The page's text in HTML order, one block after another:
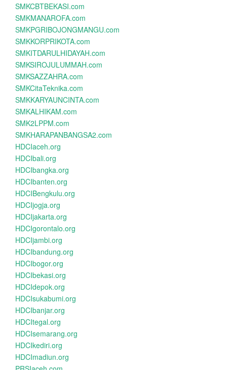
SMKCBTBEKASI.com
SMKMANAROFA.com
SMKPGRIBOJONGMANGU.com
SMKKORPRIKOTA.com
SMKITDARULHIDAYAH.com
SMKSIROJULUMMAH.com
SMKSAZZAHRA.com
SMKCitaTeknika.com
SMKKARYAUNCINTA.com
SMKALHIKAM.com
SMK2LPPM.com
SMKHARAPANBANGSA2.com
HDCIaceh.org
HDCIbali.org
HDCIbangka.org
HDCIbanten.org
HDCIBengkulu.org
HDCIjogja.org
HDCIjakarta.org
HDCIgorontalo.org
HDCIjambi.org
HDCIbandung.org
HDCIbogor.org
HDCIbekasi.org
HDCIdepok.org
HDCIsukabumi.org
HDCIbanjar.org
HDCItegal.org
HDCIsemarang.org
HDCIkediri.org
HDCImadiun.org